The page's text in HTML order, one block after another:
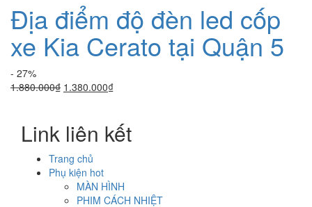
Địa điểm độ đèn led cốp
xe Kia Cerato tại Quận 5
- 27%
1.880.000₫ Giá
1.880.000₫.
1.380.000₫Giá
là:
1.380.000₫.
Link liên kết
Trang chủ
Phụ kiện hot
MÀN HÌNH
PHIM CÁCH NHIỆT